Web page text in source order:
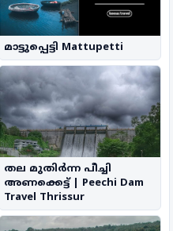
മാട്ടുപ്പെട്ടി Mattupetti
തല മുതിർന്ന പീച്ചി
അണക്കെട്ട് | Peechi Dam
Travel Thrissur